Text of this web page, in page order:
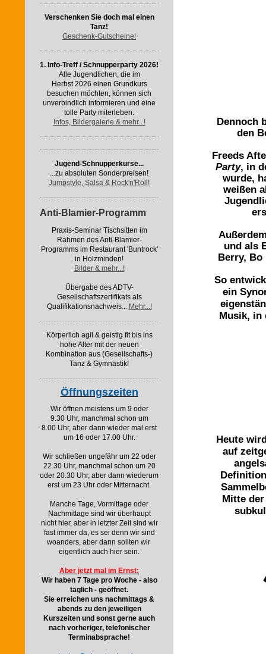
Verschenken Sie doch mal einen
Tanz!
Geschenk-Gutscheine!
1. Info-Treff / Schnupperparty 2026!
Alle Jugendlichen, die im
Herbst 2026 einen Grundkurs
besuchen möchten, können sich
unverbindlich informieren und eine
tolle Party miterleben.
Infos, Bildergalerie & mehr...!
Jugend-Schnupperkurse...
...zu absoluten Sonderpreisen!
Jumpstyle, Salsa & Rock'n'Roll!
Anti-Blamier-Programm
Praxis-Seminar Tischsitten im
Rahmen des Anti-Blamier-
Programms im Restaurant 'Buntrock'
in Holzminden!
Bilder & mehr...!
Übergabe des ADTV-
Gesellschaftszertifikats als
Qualifikationsnachweis... Mehr...!
Körperlich agil & geistig fit bis ins
hohe Alter mit der neuen
Kombination aus (Gesellschafts-)
Tanz & Gymnastik!
Öffnungszeiten
Wir öffnen meistens um 9 oder
9.30 Uhr, manchmal schon um
8.00 Uhr, aber dann wieder mal erst
um 16 oder 17.00 Uhr.
Wir schließen ungefähr um 22 oder
22.30 Uhr, manchmal schon um 20
oder 20.30 Uhr, aber dann wiederum
erst um 23 Uhr oder Mitternacht.
Manche Tage, Vormittage oder
Nachmittage sind wir überhaupt
nicht hier, aber in letzter Zeit sind wir
fast immer da, es sei denn wir sind
woanders, aber dann sollten wir
eigentlich auch hier sein.
Aber jetzt mal im Ernst:
Wir haben 7 Tage pro Woche - also
täglich - geöffnet.
Sie erreichen uns nachmittags &
abends zu den jeweiligen
Kurszeiten und sonst gerne auch
nach vorheriger, telefonischer
Terminabsprache!
Dennoch
den
Freeds
Party, in
wurde,
weißen
und als
Berry, Bo
So
ein
Musik, in
Heute
auf
Mitte